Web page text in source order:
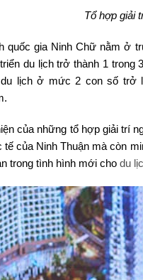
Tổ hợp giải
quốc gia Ninh Chữ nằm ở
du lịch trở thành 1 trong
lịch ở mức 2 con số trở
của những tổ hợp giải trí
tế của Ninh Thuận mà còn
trong tình hình mới cho du